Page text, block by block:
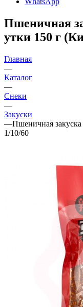
Пшеничная
утки 150 г
Главная
—
Каталог
—
Снеки
—
Закуски
—Пшеничная
1/10/60